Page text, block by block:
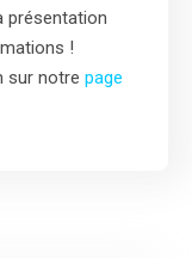
présentation
!
sur notre page